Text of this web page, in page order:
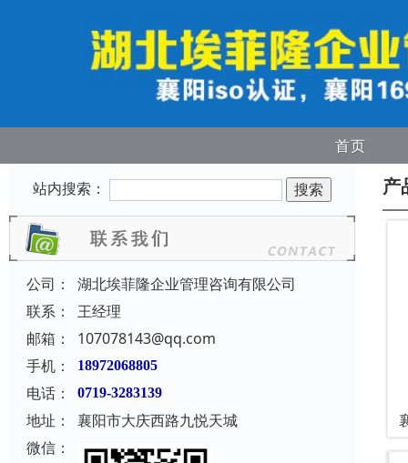
首页
站内搜索：
公司：
湖北埃菲隆企业管理咨询有限公司
联系：
王经理
邮箱：
107078143@qq.com
手机：
18972068805
电话： 0719-3283139
地址：
襄阳市大庆西路九悦天城
微信：
产